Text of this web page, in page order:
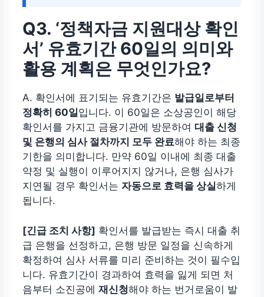
Q3. ‘정책자금 지원대상 확인
서’ 유효기간 60일의 의미와
활용 계획은 무엇인가요?
A. 확인서에 표기되는 유효기간은 발급일로부터
정확히 60일입니다. 이 60일은 소상공인이 해당
확인서를 가지고 금융기관에 방문하여대출 신청
및 은행의 심사 절차까지 모두 완료해야 하는 최종
기한을 의미합니다. 만약 60일 이내에 최종 대출
약정 및 실행이 이루어지지 않거나, 은행 심사가
지연될 경우 확인서는 자동으로 효력을 상실하게
됩니다.
[긴급 조치 사항] 확인서를 발급받는 즉시 대출 취
급 은행을 선정하고, 은행 방문 일정을 신속하게
확정하여 심사 서류를 미리 준비하는 것이 필수입
니다. 유효기간이 경과하여 효력을 잃게 되면 처
음부터 소진공에재신청해야 하는 번거로움이 발